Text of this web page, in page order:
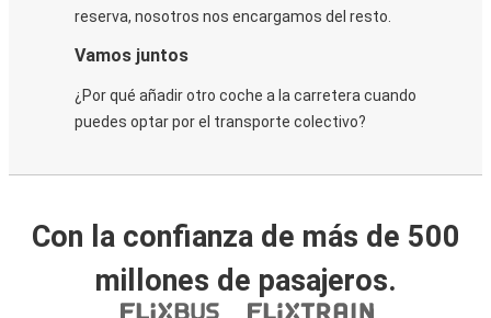
reserva, nosotros nos encargamos del resto.
Vamos juntos
¿Por qué añadir otro coche a la carretera cuando
puedes optar por el transporte colectivo?
Con la confianza de más de 500
millones de pasajeros.